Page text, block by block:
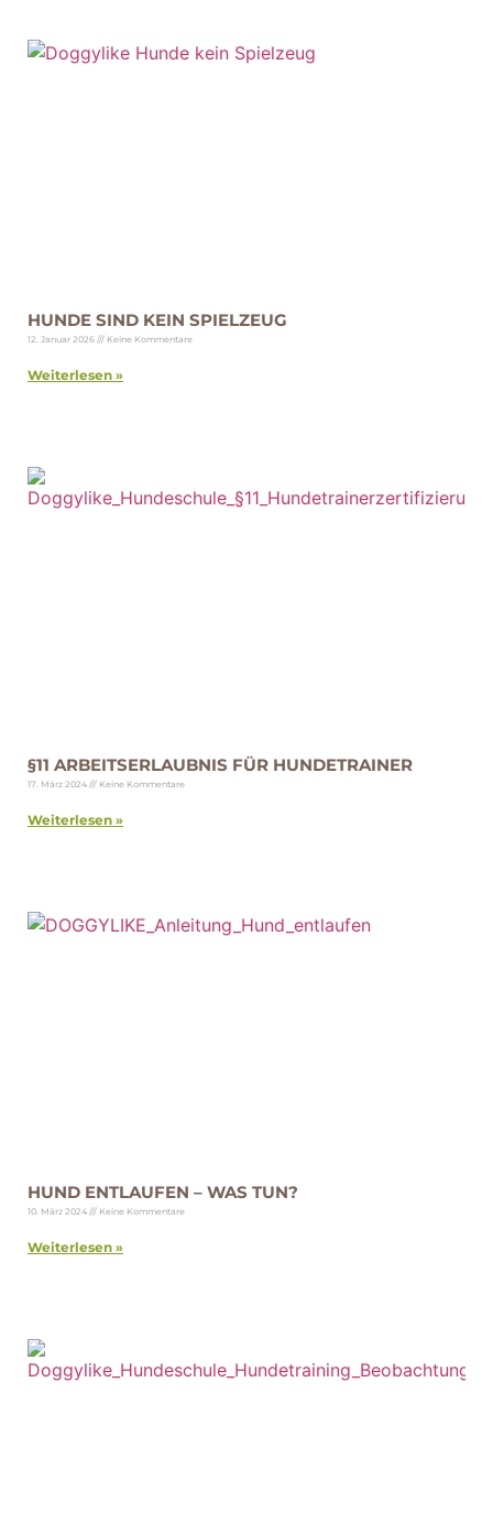
HUNDE SIND KEIN SPIELZEUG
12. Januar 2026 Keine Kommentare
Weiterlesen »
§11 ARBEITSERLAUBNIS FÜR HUNDETRAINER
17. März 2024 Keine Kommentare
Weiterlesen »
HUND ENTLAUFEN – WAS TUN?
10. März 2024 Keine Kommentare
Weiterlesen »